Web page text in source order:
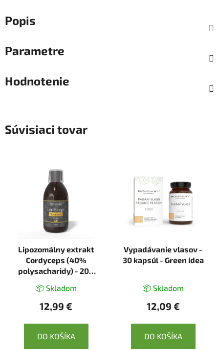
Popis
Parametre
Hodnotenie
Súvisiaci tovar
Lipozomálny extrakt
Cordyceps (40%
polysacharidy) - 200
📦 Skladom
12,99 €
DO KOŠÍKA
Vypadávanie vlasov -
30 kapsúl - Green idea
📦 Skladom
12,09 €
DO KOŠÍKA